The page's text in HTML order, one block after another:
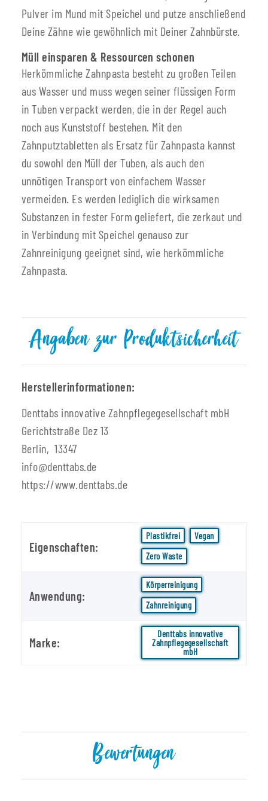
Pulver im Mund mit Speichel und putze anschließend
Deine Zähne wie gewöhnlich mit Deiner Zahnbürste.
Müll einsparen & Ressourcen schonen
Herkömmliche Zahnpasta besteht zu großen Teilen
aus Wasser und muss wegen seiner flüssigen Form
in Tuben verpackt werden, die in der Regel auch
noch aus Kunststoff bestehen. Mit den
Zahnputztabletten als Ersatz für Zahnpasta kannst
du sowohl den Müll der Tuben, als auch den
unnötigen Transport von einfachem Wasser
vermeiden. Es werden lediglich die wirksamen
Substanzen in fester Form geliefert, die zerkaut und
in Verbindung mit Speichel genauso zur
Zahnreinigung geeignet sind, wie herkömmliche
Zahnpasta.
Angaben zur Produktsicherheit
Herstellerinformationen:
Denttabs innovative Zahnpflegegesellschaft mbH
Gerichtstraße Dez 13
Berlin, 13347
info@denttabs.de
https://www.denttabs.de
Eigenschaften:
Plastikfrei
Vegan
Zero Waste
Anwendung:
Körperreinigung
Zahnreinigung
Marke:
Denttabs innovative
Zahnpflegegesellschaft
mbH
Bewertungen